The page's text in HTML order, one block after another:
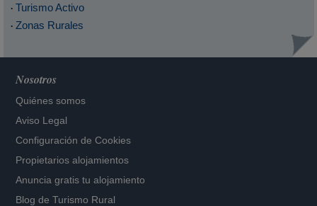
· Turismo Activo
· Zonas Rurales
Nosotros
Quiénes somos
Aviso Legal
Configuración de Cookies
Propietarios alojamientos
Anuncia gratis tu alojamiento
Blog de Turismo Rural